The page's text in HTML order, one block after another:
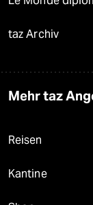
taz Archiv
Mehr taz
Reisen
Kantine